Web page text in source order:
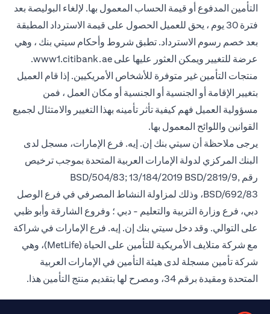
التأمين المدفوع أو قيمة الحساب المعمول بها. لإلغاء البوليصة بعد
فترة 30 يوم ، يحق للعميل الحصول على قيمة الاسترداد المطبقة
بعد خصم رسوم الاسترداد. تطبق شروط وأحكام سيتي بنك ، وهي
عرضة للتغيير ويمكن العثور عليها على www1.citibank.ae
tab
.
منتجات التأمين غير متوفرة للأشخاص الأمريكيين. إذا قام العميل
بتغيير الإقامة أو الجنسية أو الجنسية أو مكان العمل ، فمن
مسؤولية العميل فهم كيفية تأثر تأمينه بهذا التغيير والامتثال لجميع
القوانين واللوائح المعمول بها.
يرجى ملاحظة أن سيتي بنك إن. إيه. فرع الإمارات، مسجل لدى
البنك المركزي لدولة الإمارات العربية المتحدة بموجب ترخيص
رقم BSD/504/83; 13/184/2019 BSD/2819/9,
BSD/692/83، وذلك لمزاولة النشاط المصرفي في فرع الوصل
دبي، فرع وزارة التربية والتعليم - دبي ؛ وفروع الشارقة وأبو ظبي
على التوالي. وقد دخل سيتي بنك إن. إيه. فرع الإمارات في شراكة
مع شركة متلايف الأمريكية للتأمين على الحياة (MetLife)، وهي
شركة تأمين مسجلة لدى هيئة التأمين في الإمارات العربية
المتحدة ومقيدة برقم 34، ومصرح لها بتقديم منتج التأمين هذا.